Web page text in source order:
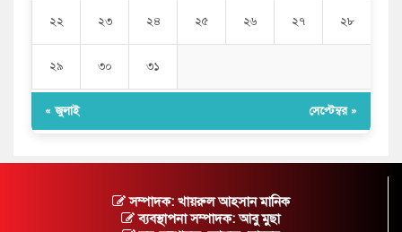
২২ ২৩ ২৪ ২৫ ২৬ ২৭ ২৮
২৯ ৩০ ৩১
« জুলাই সেপ্টেম্বর »
সম্পাদক: খায়রুল আহসান মানিক
ব্যবস্থাপনা সম্পাদক: আবু মুছা